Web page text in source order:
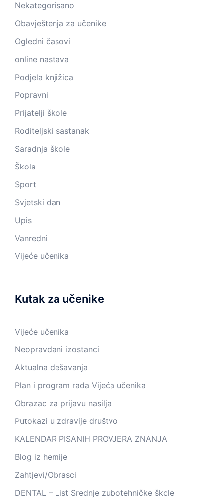
Nekategorisano
Obavještenja za učenike
Ogledni časovi
online nastava
Podjela knjižica
Popravni
Prijatelji škole
Roditeljski sastanak
Saradnja škole
Škola
Sport
Svjetski dan
Upis
Vanredni
Vijeće učenika
Kutak za učenike
Vijeće učenika
Neopravdani izostanci
Aktualna dešavanja
Plan i program rada Vijeća učenika
Obrazac za prijavu nasilja
Putokazi u zdravije društvo
KALENDAR PISANIH PROVJERA ZNANJA
Blog iz hemije
Zahtjevi/Obrasci
DENTAL – List Srednje zubotehničke škole